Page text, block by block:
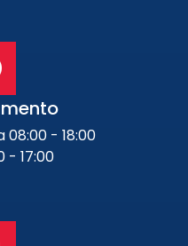
08:00 - 18:00
- 17:00